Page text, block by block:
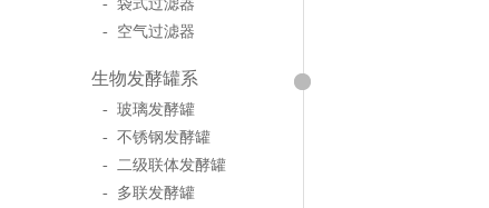
- 袋式过滤器
- 空气过滤器
生物发酵罐系
- 玻璃发酵罐
- 不锈钢发酵罐
- 二级联体发酵罐
- 多联发酵罐